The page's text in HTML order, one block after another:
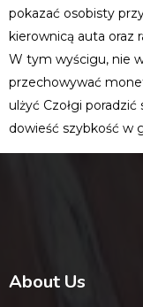
pokazać osobisty
kierownicą auta oraz
W tym wyścigu, nie
przechowywać
ulżyć Czołgi
dowieść szybkość w
About Us